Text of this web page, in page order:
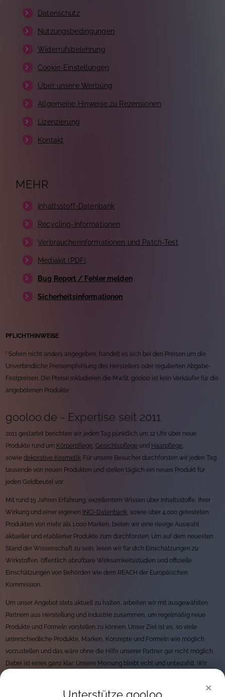
Datenschutz
Nutzungsbedingungen
Widerrufsbelehrung
Cookie-Einstellungen
Über unsere Werbung
Allgemeine Hinweise zu Rezensionen
Lizenzierung
Kontakt
MEHR
Inhaltsstoff-Datenbank
Recycling-Informationen
Verbraucherinformationen und Patch-Test
Mediakit (PDF)
Bug Report / Fehler melden
Sicherheitsinformationen
PFLICHTHINWEISE
¹ Sofern nicht anders angegeben, handelt es sich bei den Preisen um die
Unverbindliche Preisempfehlung des Herstellers oder regulierten Abgabe-
Festpreisen. Die Preise inkludieren die MwSt. gooloo ist kein Verkäufer für die
angebotenen Produkte.
gooloo.de - Expertise seit 2011
2011 gestartet berichten wir jeden Tag pünktlich um 12 Uhr über neue
Produkte rund um Körperpflege,Gesichtspflege und Haarpflege,
sowiedekorative Kosmetik. Für unsere Besucher durchforsten wir jeden Tag
tausende von neuen Produkten und stellen täglich ein neues Produkt für
jeden Geldbeutel vor.
Mit rund 15 Jahren Erfahrung, exzellentem Wissen über Inhaltsstoffe, ihrer
Wirkung und einer eigenen
INCI-Datenbank, sowie über 4.000 getesteten
Produkten von mehr als 1.000 Marken, bieten wir eine riesige Auswahl
aktueller und etablierter Produkte zum durchforsten. Um auf dem neuesten
Stand der Wissenschaft zu sein, lesen wir für dich Einschätzungen zu
Wirkstoffen, öffentlich abrufbare Wirksamkeitsstudien und offizielle
Einschätzungen von Behörden wie dem REACH der Europäischen
Kommission.
Um unser Angebot stets aktuell zu halten, arbeiten wir mit ausgewählten
Partnern aus Herstellung und Industrie zusammen, um regelmäßig neue
Produkte und Formeln vorstellen zu können. Unser Ziel ist es, so viele
unterschiedliche Produkte, Marken, Konzepte und Formeln wie möglich
vorzustellen und das wäre ohne die Hilfe unserer Partner gar nicht möglich.
Dabei ist eines ganz klar: Unsere Meinung bleibt echt und unbezahlt. Wir
×